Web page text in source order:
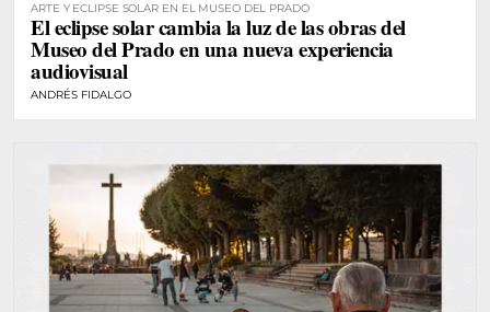
ARTE Y ECLIPSE SOLAR EN EL MUSEO DEL PRADO
El eclipse solar cambia la luz de las obras del
Museo del Prado en una nueva experiencia
audiovisual
ANDRÉS FIDALGO